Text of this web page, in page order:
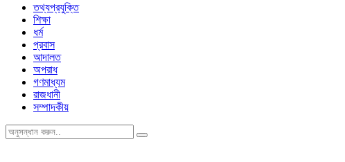
তথ্যপ্রযুক্তি
শিক্ষা
ধর্ম
প্রবাস
আদালত
অপরাধ
গণমাধ্যম
রাজধানী
সম্পাদকীয়